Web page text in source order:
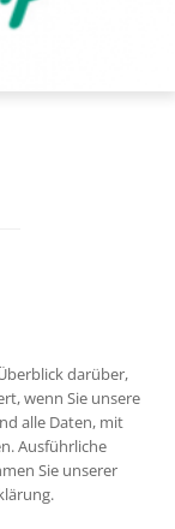
darüber,
wenn Sie unsere
alle Daten, mit
Ausführliche
Sie unserer